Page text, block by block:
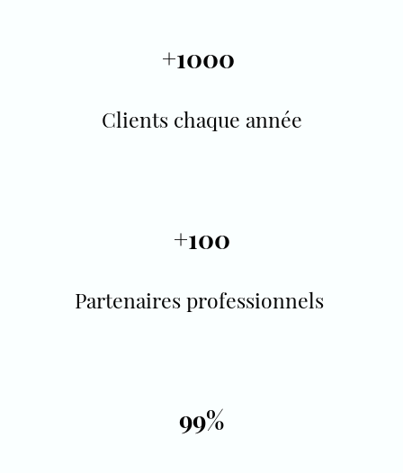
+1000
Clients chaque année
+100
Partenaires professionnels
99%